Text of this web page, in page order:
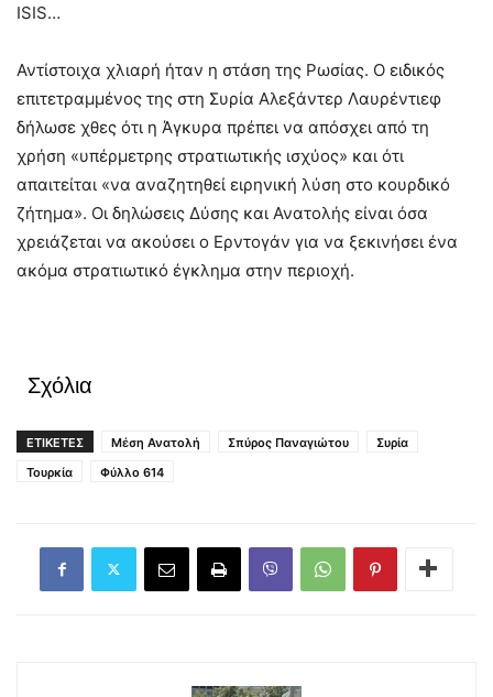
ISIS…
Αντίστοιχα χλιαρή ήταν η στάση της Ρωσίας. Ο ειδικός
επιτετραμμένος της στη Συρία Αλεξάντερ Λαυρέντιεφ
δήλωσε χθες ότι η Άγκυρα πρέπει να απόσχει από τη
χρήση «υπέρμετρης στρατιωτικής ισχύος» και ότι
απαιτείται «να αναζητηθεί ειρηνική λύση στο κουρδικό
ζήτημα». Οι δηλώσεις Δύσης και Ανατολής είναι όσα
χρειάζεται να ακούσει ο Ερντογάν για να ξεκινήσει ένα
ακόμα στρατιωτικό έγκλημα στην περιοχή.
Σχόλια
ΕΤΙΚΕΤΕΣ Μέση Ανατολή Σπύρος Παναγιώτου
Συρία
Τουρκία
Φύλλο 614